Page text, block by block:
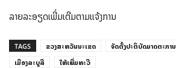
ລາຍລະອຽດເພີ່ມເຕີມຕາມແຈ້ງການ
TAGS ຂວງສະຫວັນນະເຂດ ຈັດຕັ້ງປະຕິບັດມາດຕະການ
ເມືອງລະບູລີ
ໃຫ້ເພີ່ມທະວີ